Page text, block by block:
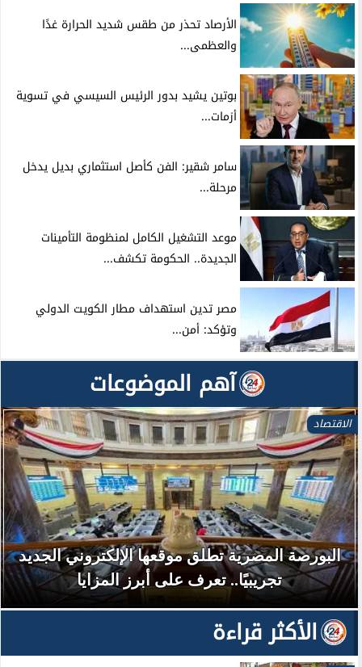
الأرصاد تحذر من طقس شديد الحرارة غدًا
والعظمى...
بوتين يشيد بدور الرئيس السيسي في تسوية
أزمات...
سامر شقير: الفن كأصل استثماري بديل يدخل
مرحلة...
موعد التشغيل الكامل لمنظومة التأمينات
الجديدة.. الحكومة تكشف...
مصر تدين استهداف مطار الكويت الدولي
وتؤكد: أمن...
آهم الموضوعات
الاقتصاد
البورصة المصرية تطلق موقعها الإلكتروني الجديد
تجريبيًا.. تعرف على أبرز المزايا
الأكثر قراءة